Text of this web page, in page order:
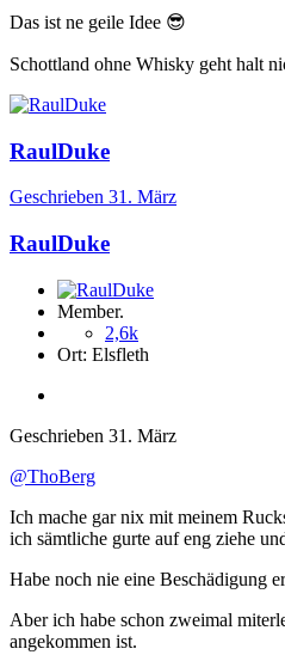
Das ist ne geile Idee 😎
Schottland ohne Whisky geht halt
RaulDuke
Geschrieben 31. März
RaulDuke
Member.
2,6k
Ort: Elsfleth
Geschrieben 31. März
@ThoBerg
Ich mache gar nix mit meinem
ich sämtliche gurte auf eng ziehe
Habe noch nie eine Beschädigung
Aber ich habe schon zweimal
angekommen ist.